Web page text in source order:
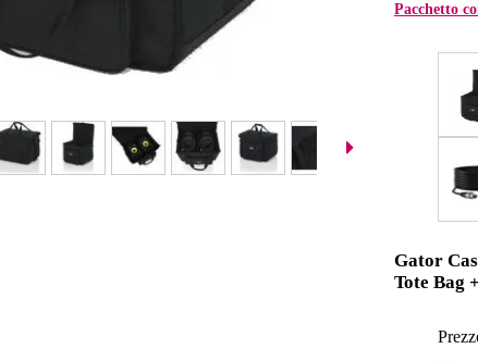
Pacchetto
Gator
Tote Bag